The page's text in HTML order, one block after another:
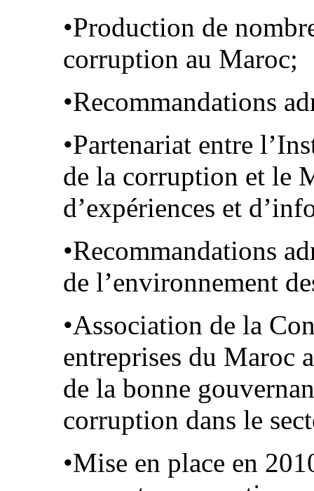
•Production de
corruption au Maroc;
•Recommandations
•Partenariat entre
de la corruption et le
d’expériences et
•Recommandations
de l’environnement
•Association de la
entreprises du Maroc
de la bonne
corruption dans le
•Mise en place en